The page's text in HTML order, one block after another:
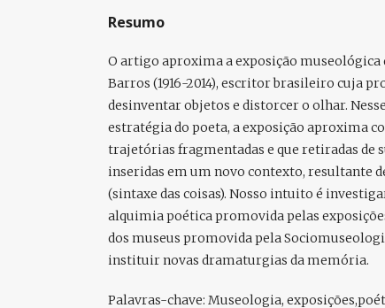
Resumo
O artigo aproxima a exposição museológica
Barros (1916-2014), escritor brasileiro cuja
desinventar objetos e distorcer o olhar.
estratégia do poeta, a exposição aproxima
trajetórias fragmentadas e que retiradas de
inseridas em um novo contexto, resultante
(sintaxe das coisas). Nosso intuito é
alquimia poética promovida pelas
dos museus promovida pela
instituir novas dramaturgias da memória.
Palavras-chave: Museologia,